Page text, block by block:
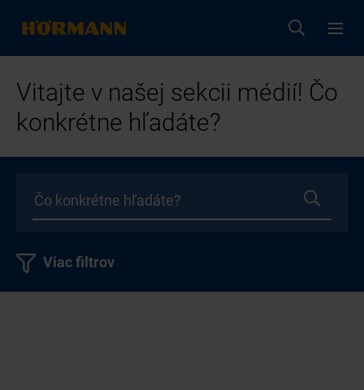
Vitajte v našej sekcii médií! Čo
konkrétne hľadáte?
Viac filtrov